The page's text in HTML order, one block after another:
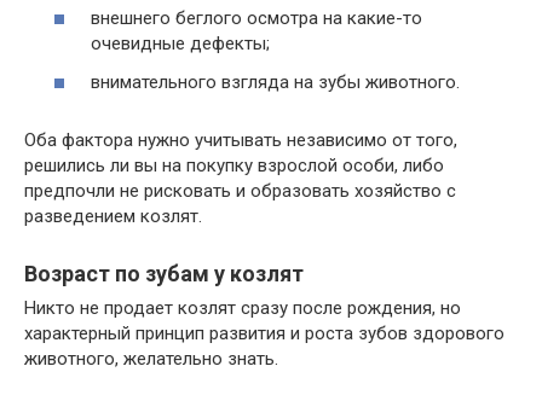
внешнего беглого осмотра на какие-то
очевидные дефекты;
внимательного взгляда на зубы животного.
Оба фактора нужно учитывать независимо от того,
решились ли вы на покупку взрослой особи, либо
предпочли не рисковать и образовать хозяйство с
разведением козлят.
Возраст по зубам у козлят
Никто не продает козлят сразу после рождения, но
характерный принцип развития и роста зубов здорового
животного, желательно знать.